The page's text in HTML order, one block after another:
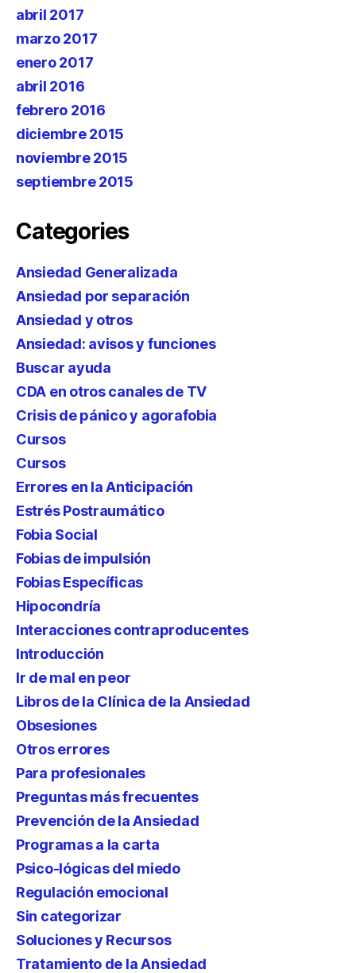
abril 2017
marzo 2017
enero 2017
abril 2016
febrero 2016
diciembre 2015
noviembre 2015
septiembre 2015
Categories
Ansiedad Generalizada
Ansiedad por separación
Ansiedad y otros
Ansiedad: avisos y funciones
Buscar ayuda
CDA en otros canales de TV
Crisis de pánico y agorafobia
Cursos
Cursos
Errores en la Anticipación
Estrés Postraumático
Fobia Social
Fobias de impulsión
Fobias Específicas
Hipocondría
Interacciones contraproducentes
Introducción
Ir de mal en peor
Libros de la Clínica de la Ansiedad
Obsesiones
Otros errores
Para profesionales
Preguntas más frecuentes
Prevención de la Ansiedad
Programas a la carta
Psico-lógicas del miedo
Regulación emocional
Sin categorizar
Soluciones y Recursos
Tratamiento de la Ansiedad